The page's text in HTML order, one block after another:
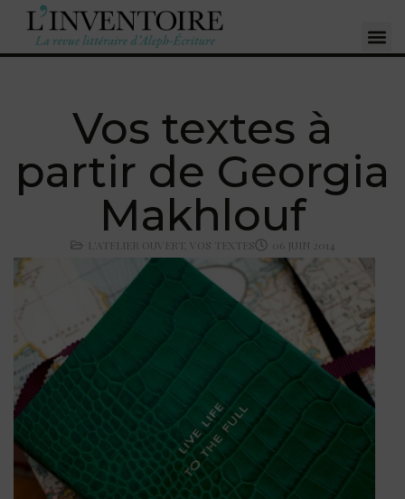
Vos textes à
partir de Georgia
Makhlouf
L'ATELIER OUVERT VOS TEXTES 06 JUIN 2014